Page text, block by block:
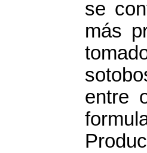
se
más
entre